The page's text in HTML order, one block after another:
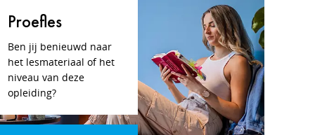
Proefles
Ben jij benieuwd naar
het lesmateriaal of het
niveau van deze
opleiding?